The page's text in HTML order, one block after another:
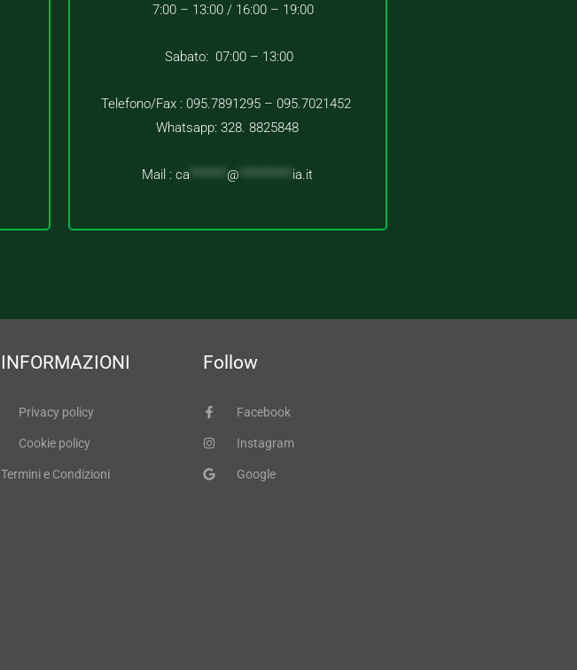
7:00 – 13:00 / 16:00 – 19:00
Sabato: 07:00 – 13:00
Telefono/Fax : 095.7891295 – 095.7021452
Whatsapp: 328. 8825848
Mail :ca *******@ ia.it
INFORMAZIONI
Privacy policy
Cookie policy
Termini e Condizioni
Follow
Facebook
Instagram
Google